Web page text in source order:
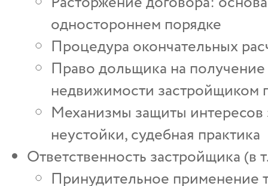
одностороннем порядке
Процедура окончательных
Право дольщика на
недвижимости застройщиком
Механизмы защиты
неустойки, судебная практика
Ответственность застройщика
Принудительное